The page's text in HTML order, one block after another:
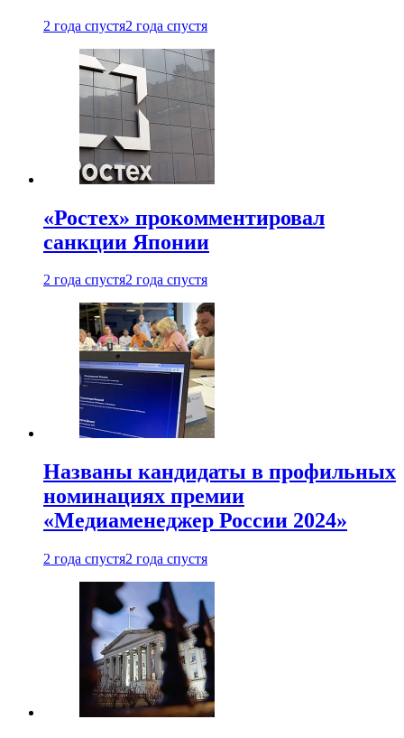
2 года спустя2 года спустя
«Ростех» прокомментировал
санкции Японии
2 года спустя2 года спустя
Названы кандидаты в профильных
номинациях премии
«Медиаменеджер России 2024»
2 года спустя2 года спустя